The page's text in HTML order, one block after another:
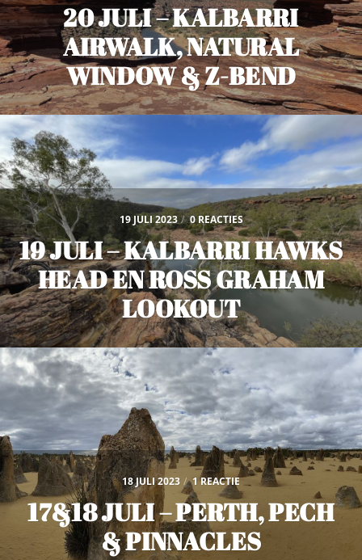
20 JULI – KALBARRI
AIRWALK, NATURAL
WINDOW & Z-BEND
19 JULI 2023 / 0 REACTIES
19 JULI – KALBARRI HAWKS
HEAD EN ROSS GRAHAM
LOOKOUT
18 JULI 2023 / 1 REACTIE
17&18 JULI – PERTH, PECH
& PINNACLES